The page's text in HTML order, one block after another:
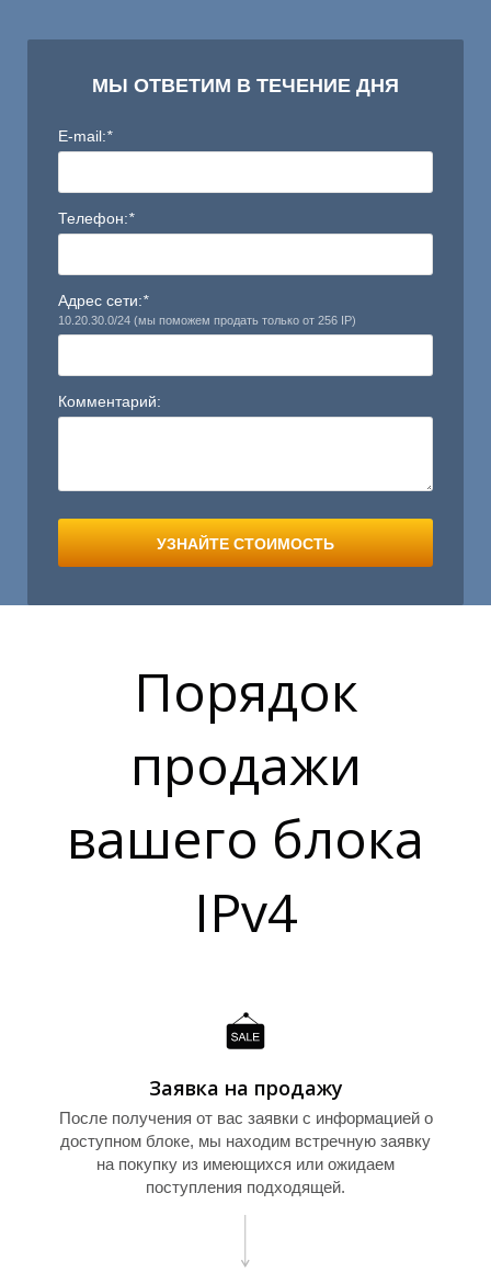
Ы
Т
МЫ ОТВЕТИМ В ТЕЧЕНИЕ ДНЯ
E-mail:*
Телефон:*
Адрес сети:*
10.20.30.0/24 (мы поможем продать только от 256 IP)
Комментарий:
УЗНАЙТЕ СТОИМОСТЬ
Порядок
продажи
вашего блока
IPv4
Заявка на продажу
После получения от вас заявки с информацией о
доступном блоке, мы находим встречную заявку
на покупку из имеющихся или ожидаем
поступления подходящей.